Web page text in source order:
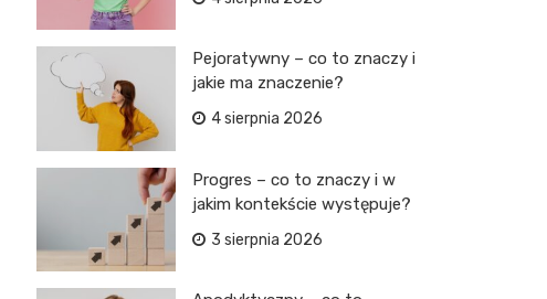
Pejoratywny – co to znaczy i
jakie ma znaczenie?
4 sierpnia 2026
Progres – co to znaczy i w
jakim kontekście występuje?
3 sierpnia 2026